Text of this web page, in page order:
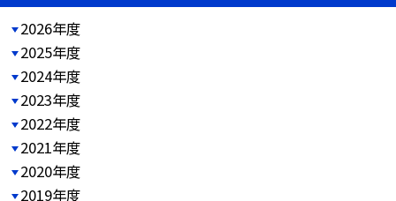
2026年度
2025年度
2024年度
2023年度
2022年度
2021年度
2020年度
2019年度